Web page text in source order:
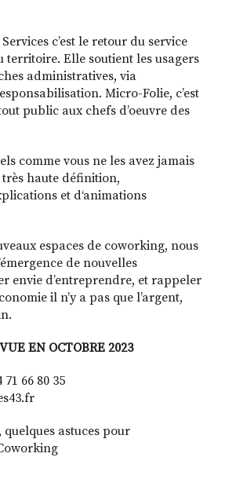
c’est le retour du service
territoire. Elle soutient les usagers
administratives, via
Micro-Folie, c’est
public aux chefs d’oeuvre des
comme vous ne les avez jamais
très haute définition,
et d‘animations
espaces de coworking, nous
de nouvelles
envie d’entreprendre, et rappeler
il n’y a pas que l’argent,
EN OCTOBRE 2023
66 80 35
, quelques astuces pour